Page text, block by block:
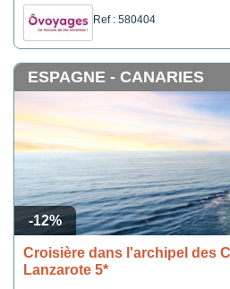
Ref : 580404
-12%
ESPAGNE - CANARIES
Croisière dans l'archipel des
Lanzarote 5*